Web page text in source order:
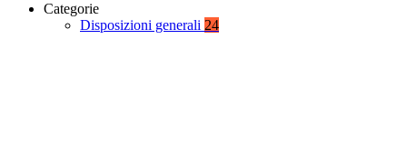
Categorie
Disposizioni generali 24